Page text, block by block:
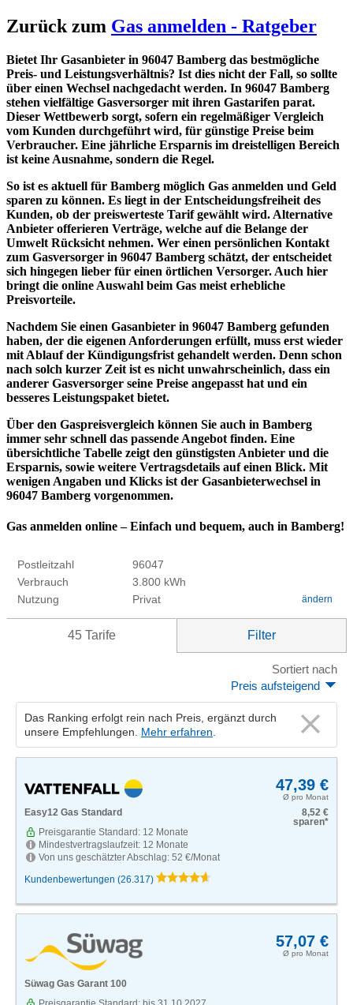
Zurück zum Gas anmelden - Ratgeber
Bietet Ihr Gasanbieter in 96047 Bamberg das bestmögliche
Preis- und Leistungsverhältnis? Ist dies nicht der Fall, so sollte
über einen Wechsel nachgedacht werden. In 96047 Bamberg
stehen vielfältige Gasversorger mit ihren Gastarifen parat.
Dieser Wettbewerb sorgt, sofern ein regelmäßiger Vergleich
vom Kunden durchgeführt wird, für günstige Preise beim
Verbraucher. Eine jährliche Ersparnis im dreistelligen Bereich
ist keine Ausnahme, sondern die Regel.
So ist es aktuell für Bamberg möglich Gas anmelden und Geld
sparen zu können. Es liegt in der Entscheidungsfreiheit des
Kunden, ob der preiswerteste Tarif gewählt wird. Alternative
Anbieter offerieren Verträge, welche auf die Belange der
Umwelt Rücksicht nehmen. Wer einen persönlichen Kontakt
zum Gasversorger in 96047 Bamberg schätzt, der entscheidet
sich hingegen lieber für einen örtlichen Versorger. Auch hier
bringt die online Auswahl beim Gas meist erhebliche
Preisvorteile.
Nachdem Sie einen Gasanbieter in 96047 Bamberg gefunden
haben, der die eigenen Anforderungen erfüllt, muss erst wieder
mit Ablauf der Kündigungsfrist gehandelt werden. Denn schon
nach solch kurzer Zeit ist es nicht unwahrscheinlich, dass ein
anderer Gasversorger seine Preise angepasst hat und ein
besseres Leistungspaket bietet.
Über den Gaspreisvergleich können Sie auch in Bamberg
immer sehr schnell das passende Angebot finden. Eine
übersichtliche Tabelle zeigt den günstigsten Anbieter und die
Ersparnis, sowie weitere Vertragsdetails auf einen Blick. Mit
wenigen Angaben und Klicks ist der Gasanbieterwechsel in
96047 Bamberg vorgenommen.
Gas anmelden online – Einfach und bequem, auch in Bamberg!